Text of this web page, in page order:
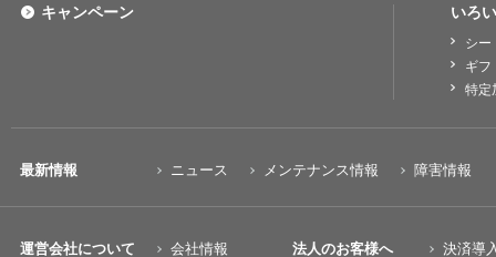
いろ
シー
ギフ
特定
キャンペーン
最新情報 ニュース メンテナンス情報 障害情報
運営会社について 会社情報 法人のお客様へ 決済導